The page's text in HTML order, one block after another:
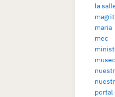
la
maria
mec
portal